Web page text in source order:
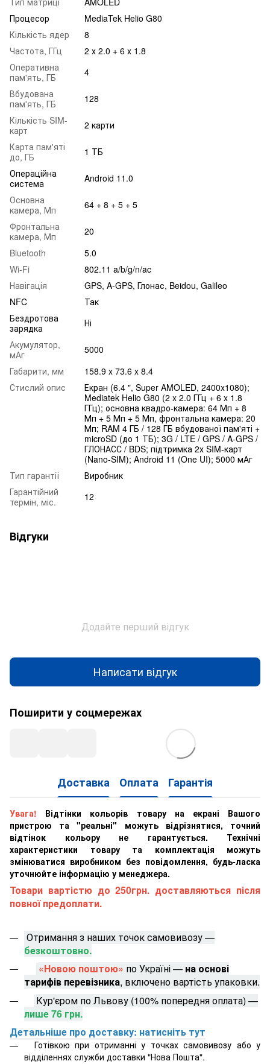
Процесор
MediaTek Helio G80
Кількість ядер
8
Частота, ГГц
2 х 2.0 + 6 х 1.8
Оперативна
пам'ять, ГБ
4
Вбудована
пам'ять, ГБ
128
Кількість SIM-
карт
2 карти
Карта пам'яті
до, ГБ
1 ТБ
Операційна
система
Android 11.0
Основна
камера, Мп
64 + 8 + 5 + 5
Фронтальна
камера, Мп
20
Bluetooth
5.0
Wi-Fi
802.11 a/b/g/n/ac
Навігація
GPS, A-GPS, Глонас, Beidou, Galileo
NFC
Так
Бездротова
зарядка
Ні
Акумулятор,
мАг
5000
Габарити, мм
158.9 x 73.6 x 8.4
Стислий опис
Екран (6.4 ", Super AMOLED, 2400x1080);
Mediatek Helio G80 (2 x 2.0 ГГц + 6 x 1.8
ГГц); основна квадро-камера: 64 Мп + 8
Мп + 5 Мп + 5 Мп, фронтальна камера: 20
Мп; RAM 4 ГБ / 128 ГБ вбудованої пам'яті +
microSD (до 1 ТБ); 3G / LTE / GPS / A-GPS /
ГЛОНАСС / BDS; підтримка 2х SIM-карт
(Nano-SIM); Android 11 (One UI); 5000 мАг
Тип гарантії
Виробник
Гарантійний
термін, міс.
12
Відгуки
Додайте перший відгук
Написати відгук
Поширити у соцмережах
Доставка Оплата Гарантія
Увага! Відтінки кольорів товару на екрані Вашого
пристрою та "реальні" можуть відрізнятися, точний
відтінок кольору не гарантується. Технічні
характеристики товару та комплектація можуть
змінюватися виробником без повідомлення, будь-ласка
уточнюйте інформацію у менеджера.
Товари вартістю до 250грн. доставляються після
повної предоплати.
Отримання з наших точок самовивозу —
безкоштовно.
«Новою поштою» по Україні — на основі
тарифів перевізника, включено вартість упаковки.
Кур'єром по Львову (100% попередня оплата) —
лише 76 грн.
Детальніше про доставку: натисніть тут
Готівкою при отриманні у точках самовивозу або у
відділеннях служби доставки "Нова Пошта".